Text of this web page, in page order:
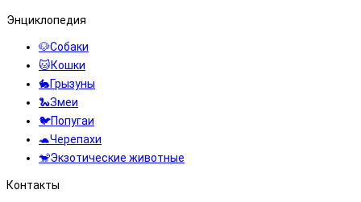
Энциклопедия
🐶Собаки
🐱Кошки
🐇Грызуны
🐍Змеи
🐦Попугаи
🐢Черепахи
🐒Экзотические животные
Контакты